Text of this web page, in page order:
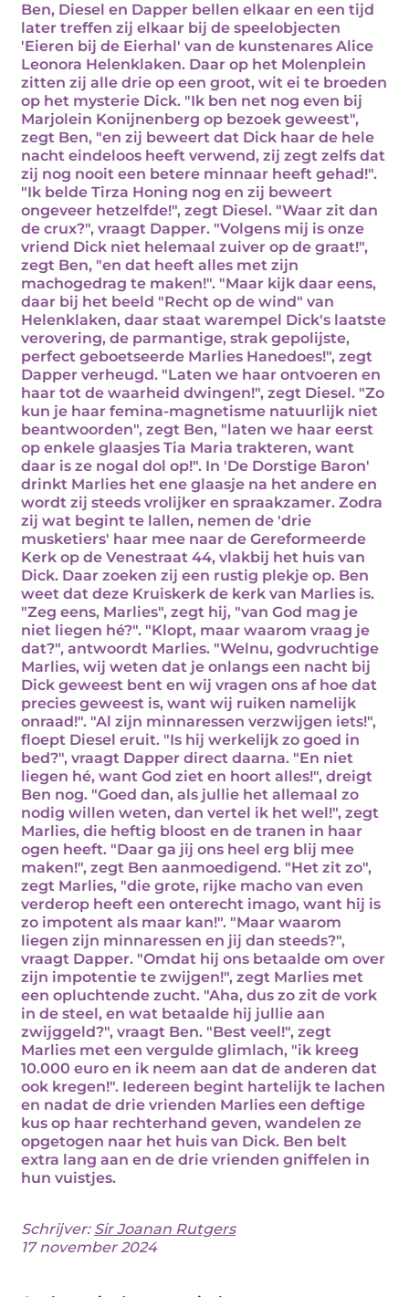
Ben, Diesel en Dapper bellen elkaar en een tijd
later treffen zij elkaar bij de speelobjecten
'Eieren bij de Eierhal' van de kunstenares Alice
Leonora Helenklaken. Daar op het Molenplein
zitten zij alle drie op een groot, wit ei te broeden
op het mysterie Dick. "Ik ben net nog even bij
Marjolein Konijnenberg op bezoek geweest",
zegt Ben, "en zij beweert dat Dick haar de hele
nacht eindeloos heeft verwend, zij zegt zelfs dat
zij nog nooit een betere minnaar heeft gehad!".
"Ik belde Tirza Honing nog en zij beweert
ongeveer hetzelfde!", zegt Diesel. "Waar zit dan
de crux?", vraagt Dapper. "Volgens mij is onze
vriend Dick niet helemaal zuiver op de graat!",
zegt Ben, "en dat heeft alles met zijn
machogedrag te maken!". "Maar kijk daar eens,
daar bij het beeld "Recht op de wind" van
Helenklaken, daar staat warempel Dick's laatste
verovering, de parmantige, strak gepolijste,
perfect geboetseerde Marlies Hanedoes!", zegt
Dapper verheugd. "Laten we haar ontvoeren en
haar tot de waarheid dwingen!", zegt Diesel. "Zo
kun je haar femina-magnetisme natuurlijk niet
beantwoorden", zegt Ben, "laten we haar eerst
op enkele glaasjes Tia Maria trakteren, want
daar is ze nogal dol op!". In 'De Dorstige Baron'
drinkt Marlies het ene glaasje na het andere en
wordt zij steeds vrolijker en spraakzamer. Zodra
zij wat begint te lallen, nemen de 'drie
musketiers' haar mee naar de Gereformeerde
Kerk op de Venestraat 44, vlakbij het huis van
Dick. Daar zoeken zij een rustig plekje op. Ben
weet dat deze Kruiskerk de kerk van Marlies is.
"Zeg eens, Marlies", zegt hij, "van God mag je
niet liegen hé?". "Klopt, maar waarom vraag je
dat?", antwoordt Marlies. "Welnu, godvruchtige
Marlies, wij weten dat je onlangs een nacht bij
Dick geweest bent en wij vragen ons af hoe dat
precies geweest is, want wij ruiken namelijk
onraad!". "Al zijn minnaressen verzwijgen iets!",
floept Diesel eruit. "Is hij werkelijk zo goed in
bed?", vraagt Dapper direct daarna. "En niet
liegen hé, want God ziet en hoort alles!", dreigt
Ben nog. "Goed dan, als jullie het allemaal zo
nodig willen weten, dan vertel ik het wel!", zegt
Marlies, die heftig bloost en de tranen in haar
ogen heeft. "Daar ga jij ons heel erg blij mee
maken!", zegt Ben aanmoedigend. "Het zit zo",
zegt Marlies, "die grote, rijke macho van even
verderop heeft een onterecht imago, want hij is
zo impotent als maar kan!". "Maar waarom
liegen zijn minnaressen en jij dan steeds?",
vraagt Dapper. "Omdat hij ons betaalde om over
zijn impotentie te zwijgen!", zegt Marlies met
een opluchtende zucht. "Aha, dus zo zit de vork
in de steel, en wat betaalde hij jullie aan
zwijggeld?", vraagt Ben. "Best veel!", zegt
Marlies met een vergulde glimlach, "ik kreeg
10.000 euro en ik neem aan dat de anderen dat
ook kregen!". Iedereen begint hartelijk te lachen
en nadat de drie vrienden Marlies een deftige
kus op haar rechterhand geven, wandelen ze
opgetogen naar het huis van Dick. Ben belt
extra lang aan en de drie vrienden gniffelen in
hun vuistjes.
Schrijver: Sir Joanan Rutgers
17 november 2024